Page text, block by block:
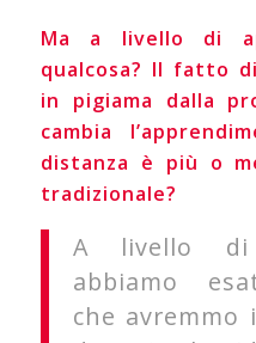
Ma a livello di
qualcosa? Il fatto
in pigiama dalla
cambia
distanza è più o
tradizionale?
A livello di
abbiamo
che avremmo